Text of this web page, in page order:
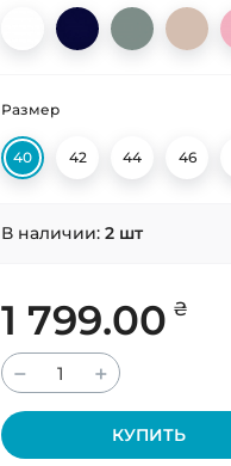
Размер
40 42 44 46
В наличии: 2 шт
1 799.00 ₴
− +
КУПИТЬ